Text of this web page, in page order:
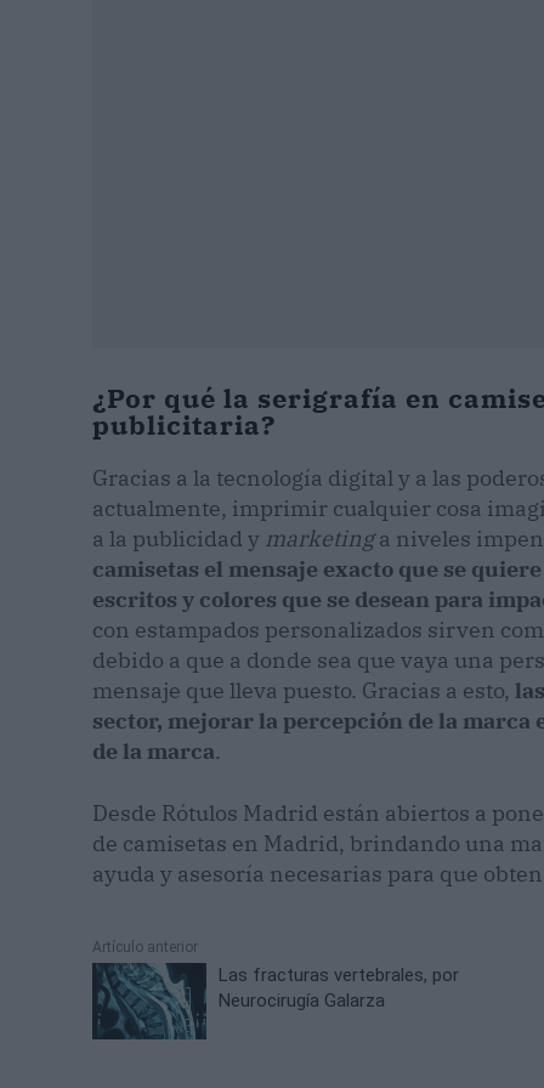
¿Por qué la serigrafía en
publicitaria?
Gracias a la tecnología digital y a las
actualmente, imprimir cualquier cosa
a la publicidad y marketinga niveles
camisetas el mensaje exacto que se
escritos y colores que se desean para
con estampados personalizados sirven
debido a que a donde sea que vaya una
mensaje que lleva puesto. Gracias a esto,
sector, mejorar la percepción de la
de la marca.
Desde Rótulos Madrid están abiertos a
de camisetas en Madrid, brindando una
ayuda y asesoría necesarias para que
Artículo anterior
Las fracturas vertebrales, por
Neurocirugía Galarza